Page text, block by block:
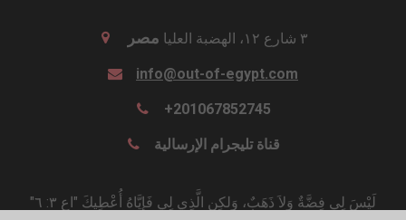
مصر ٣ شارع ١٢، الهضبة العليا
info@out-of-egypt.com
+201067852745
قناة تليجرام الإرسالية
"لَيْسَ لِي فِضَّةٌ وَلاَ ذَهَبٌ، وَلكِنِ الَّذِي لِي فَإِيَّاهُ أُعْطِيكَ "اع ٣: ٦